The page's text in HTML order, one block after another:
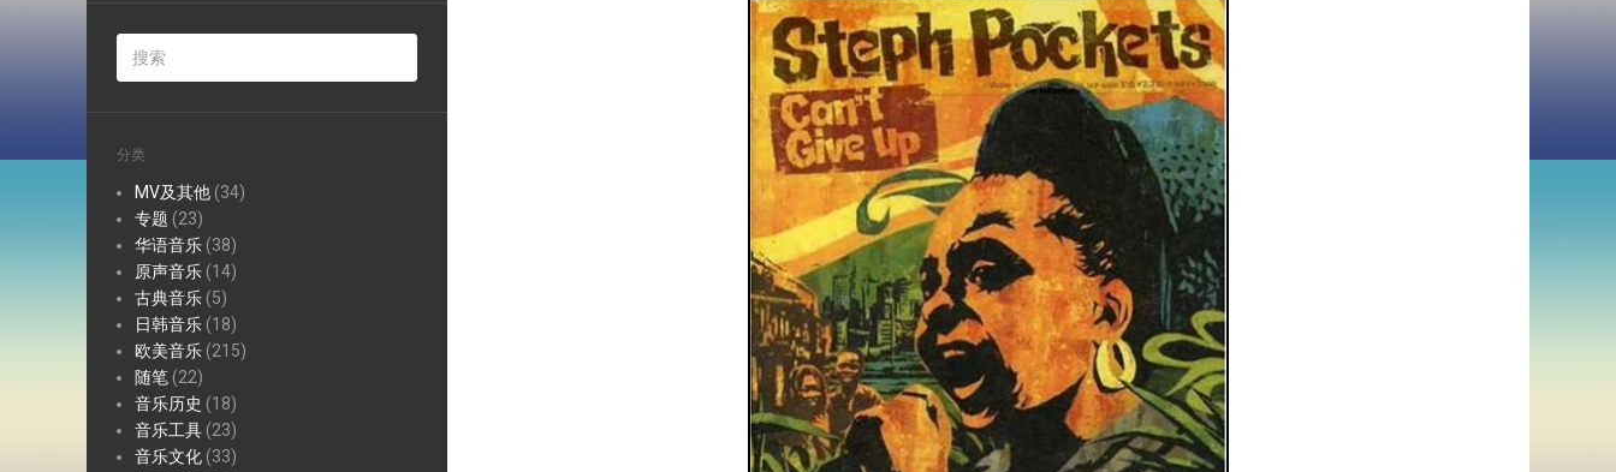
分类
MV及其他 (34)
专题 (23)
华语音乐 (38)
原声音乐 (14)
古典音乐 (5)
日韩音乐 (18)
欧美音乐 (215)
随笔 (22)
音乐历史 (18)
音乐工具 (23)
音乐文化 (33)